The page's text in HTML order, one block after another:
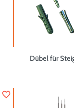
Dübel für
favorite_border